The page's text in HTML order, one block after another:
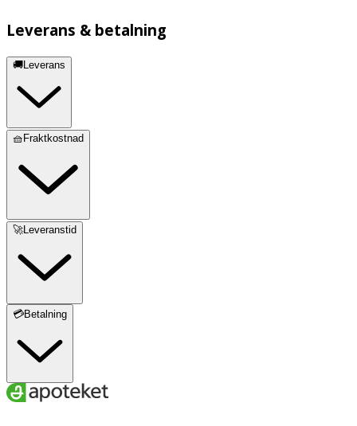
Leverans & betalning
🚚Leverans
🧺Fraktkostnad
🚀Leveranstid
💳Betalning